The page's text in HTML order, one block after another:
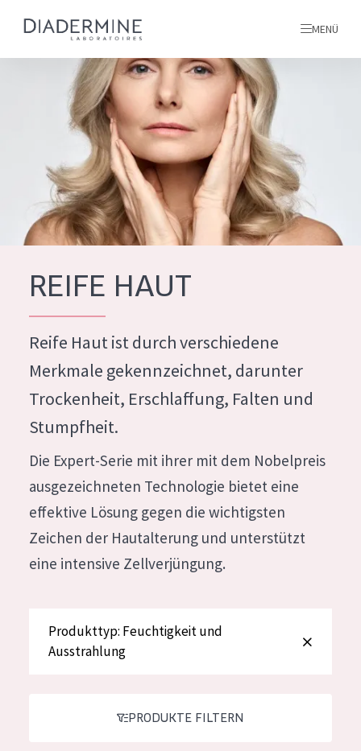
PRODUKTTYP
Feuchtigkeit und Ausstrahlung
Faltenreduzierung
Hautregeneration
Hautstraffung
PRODUKTTYP
Tagescreme
Nachtcreme
Serum
ALLE PRODUKTE
Alle produkte
MENÜ
Startseite
inhaltsstoffe
Über uns
Inspiration
Kontakt
French
REIFE HAUT
Reife Haut ist durch verschiedene
Merkmale gekennzeichnet, darunter
Trockenheit, Erschlaffung, Falten und
Stumpfheit.
Die Expert-Serie mit ihrer mit dem Nobelpreis
ausgezeichneten Technologie bietet eine
effektive Lösung gegen die wichtigsten
Zeichen der Hautalterung und unterstützt
eine intensive Zellverjüngung.
Produkttyp: Feuchtigkeit und
Ausstrahlung
PRODUKTE FILTERN